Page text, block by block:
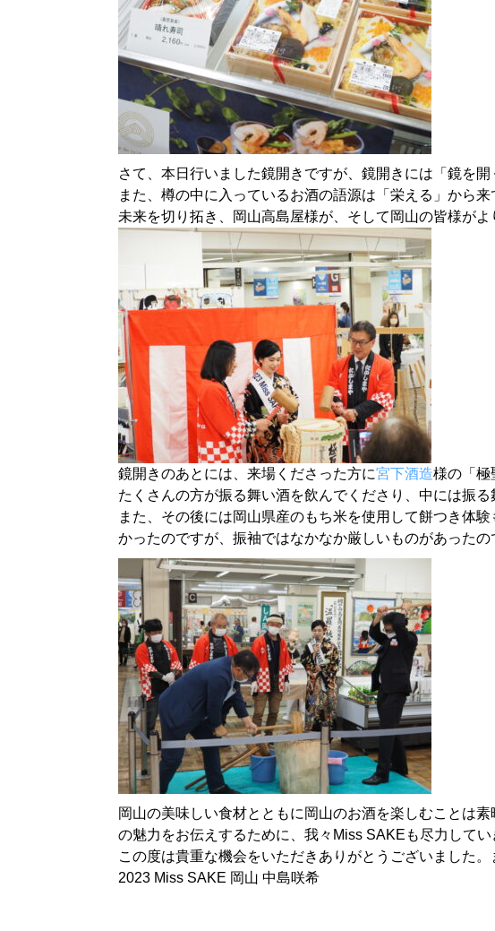
さて、本日行いました鏡開きですが、鏡開きには「 鏡を開
また、 樽の中に入っているお酒の語源は「栄える」 から来
未来を切り拓き、岡山高島屋様が、 そして岡山の皆様がよ
鏡開きのあとには、来場くださった方に宮下酒造様の「極
たくさんの方が振る舞い酒を飲んでくださり、 中には振る
また、 その後には岡山県産のもち米を使用して餅つき体験
かったのですが、 振袖ではなかなか厳しいものがあったの
岡山の美味しい食材とともに岡山のお酒を楽しむことは素
の魅力をお伝えするために、我々Miss SAKEも尽力してい
この度は貴重な機会をいただきありがとうございました。
2023 Miss SAKE 岡山 中島咲希